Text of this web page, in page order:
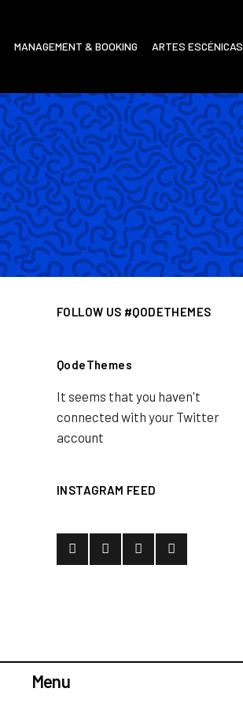
MANAGEMENT & BOOKING ARTES ESCÉNICAS
FOLLOW US #QODETHEMES
QodeThemes
It seems that you haven't
connected with your Twitter
account
INSTAGRAM FEED
Menu